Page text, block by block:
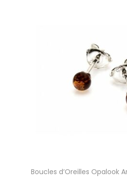
Boucles d’Oreilles Opalook